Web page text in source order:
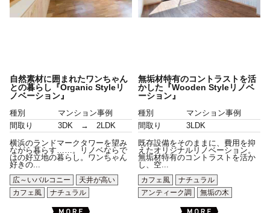
自然素材に囲まれたワンちゃん
との暮らし『Organic Styleリ
ノベーション』
種別
マンション事例
間取り
3DK → 2LDK
横浜のランドマークタワーを望み
ながら暮らす……。リノベならで
はの好立地の暮らし。ワンちゃん
好きの...
広～いバルコニー
天井が高い
カフェ風
ナチュラル
無垢材特有のコントラストを活
かした『Wooden Styleリノベ
ーション』
種別
マンション事例
間取り
3LDK
既存設備をそのままに、費用を抑
えたオリジナルリノベーション。
無垢材特有のコントラストを活か
し、空...
カフェ風
ナチュラル
アンティーク調
無垢の木